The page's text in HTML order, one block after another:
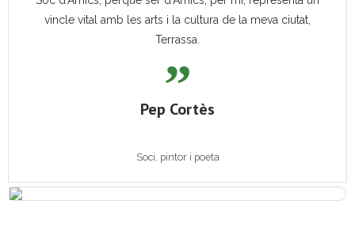
vincle vital amb les arts i la cultura de la meva ciutat,
Terrassa.
Pep Cortès
Soci, pintor i poeta